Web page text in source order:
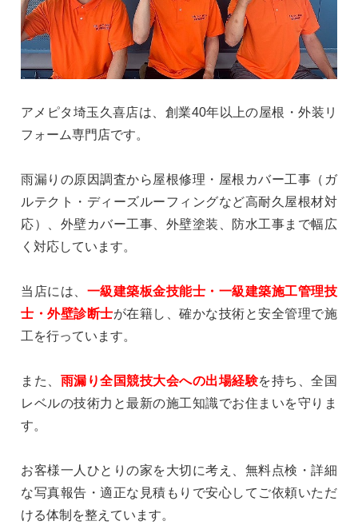
アメピタ埼玉久喜店は、創業40年以上の屋根・外装リ
フォーム専門店です。
雨漏りの原因調査から屋根修理・屋根カバー工事（ガ
ルテクト・ディーズルーフィングなど高耐久屋根材対
応）、外壁カバー工事、外壁塗装、防水工事まで幅広
く対応しています。
当店には、 一級建築板金技能士・一級建築施工管理技
士・外壁診断士が在籍し、確かな技術と安全管理で施
工を行っています。
また、 雨漏り全国競技大会への出場経験を持ち、全国
レベルの技術力と最新の施工知識でお住まいを守りま
す。
お客様一人ひとりの家を大切に考え、無料点検・詳細
な写真報告・適正な見積もりで安心してご依頼いただ
ける体制を整えています。